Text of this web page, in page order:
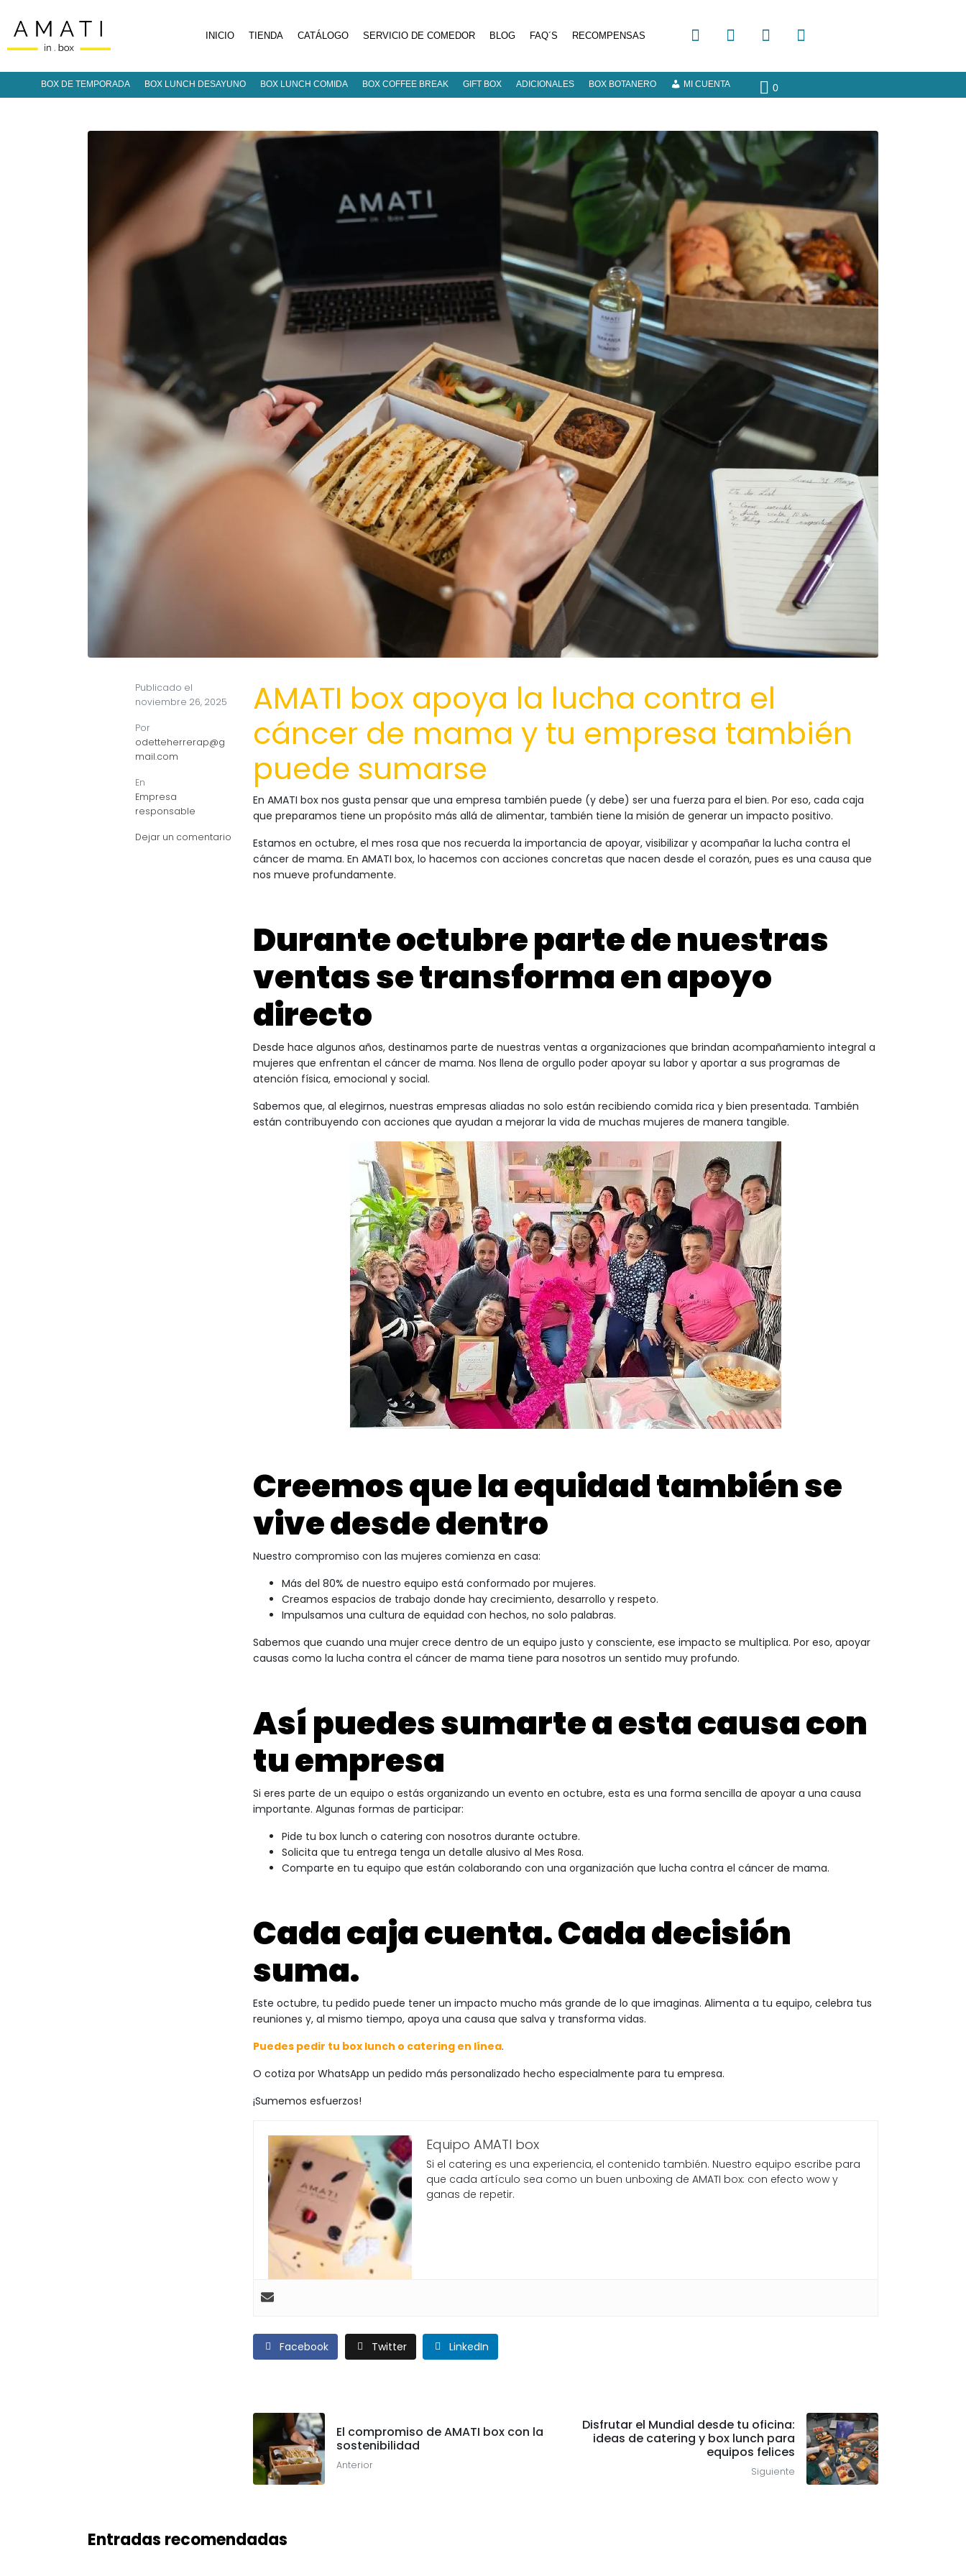
INICIO TIENDA CATÁLOGO SERVICIO DE COMEDOR BLOG FAQ´S RECOMPENSAS
BOX DE TEMPORADA BOX LUNCH DESAYUNO BOX LUNCH COMIDA BOX COFFEE BREAK GIFT BOX ADICIONALES BOX BOTANERO MI CUENTA 0
Publicado el
noviembre 26, 2025
Por
odetteherrerap@g
mail.com
En
Empresa
responsable
Dejar un comentario
AMATI box apoya la lucha contra el
cáncer de mama y tu empresa también
puede sumarse
En AMATI box nos gusta pensar que una empresa también puede (y debe) ser una fuerza para el bien. Por eso, cada caja
que preparamos tiene un propósito más allá de alimentar, también tiene la misión de generar un impacto positivo.
Estamos en octubre, el mes rosa que nos recuerda la importancia de apoyar, visibilizar y acompañar la lucha contra el
cáncer de mama. En AMATI box, lo hacemos con acciones concretas que nacen desde el corazón, pues es una causa que
nos mueve profundamente.
Durante octubre parte de nuestras
ventas se transforma en apoyo
directo
Desde hace algunos años, destinamos parte de nuestras ventas a organizaciones que brindan acompañamiento integral a
mujeres que enfrentan el cáncer de mama. Nos llena de orgullo poder apoyar su labor y aportar a sus programas de
atención física, emocional y social.
Sabemos que, al elegirnos, nuestras empresas aliadas no solo están recibiendo comida rica y bien presentada. También
están contribuyendo con acciones que ayudan a mejorar la vida de muchas mujeres de manera tangible.
Creemos que la equidad también se
vive desde dentro
Nuestro compromiso con las mujeres comienza en casa:
Más del 80% de nuestro equipo está conformado por mujeres.
Creamos espacios de trabajo donde hay crecimiento, desarrollo y respeto.
Impulsamos una cultura de equidad con hechos, no solo palabras.
Sabemos que cuando una mujer crece dentro de un equipo justo y consciente, ese impacto se multiplica. Por eso, apoyar
causas como la lucha contra el cáncer de mama tiene para nosotros un sentido muy profundo.
Así puedes sumarte a esta causa con
tu empresa
Si eres parte de un equipo o estás organizando un evento en octubre, esta es una forma sencilla de apoyar a una causa
importante. Algunas formas de participar:
Pide tu box lunch o catering con nosotros durante octubre.
Solicita que tu entrega tenga un detalle alusivo al Mes Rosa.
Comparte en tu equipo que están colaborando con una organización que lucha contra el cáncer de mama.
Cada caja cuenta. Cada decisión
suma.
Este octubre, tu pedido puede tener un impacto mucho más grande de lo que imaginas. Alimenta a tu equipo, celebra tus
reuniones y, al mismo tiempo, apoya una causa que salva y transforma vidas.
Puedes pedir tu box lunch o catering en línea.
O cotiza por WhatsApp un pedido más personalizado hecho especialmente para tu empresa.
¡Sumemos esfuerzos!
Equipo AMATI box
Si el catering es una experiencia, el contenido también. Nuestro equipo escribe para
que cada artículo sea como un buen unboxing de AMATI box: con efecto wow y
ganas de repetir.
Facebook Twitter LinkedIn
El compromiso de AMATI box con la
sostenibilidad
Anterior
Disfrutar el Mundial desde tu oficina:
ideas de catering y box lunch para
equipos felices
Siguiente
Entradas recomendadas